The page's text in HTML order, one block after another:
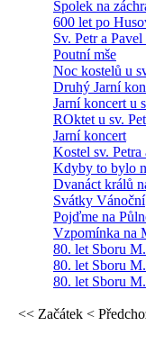
Spolek na
600 let po
Sv. Petr a
Poutní mše
Noc kostelů u
Druhý Jarní
Jarní koncert u
ROktet u sv.
Jarní koncert
Kostel sv. Petra
Kdyby to bylo
Dvanáct králů
Svátky Vánoční
Pojďme na
Vzpomínka na
80. let Sboru
80. let Sboru
80. let Sboru
<< Začátek <